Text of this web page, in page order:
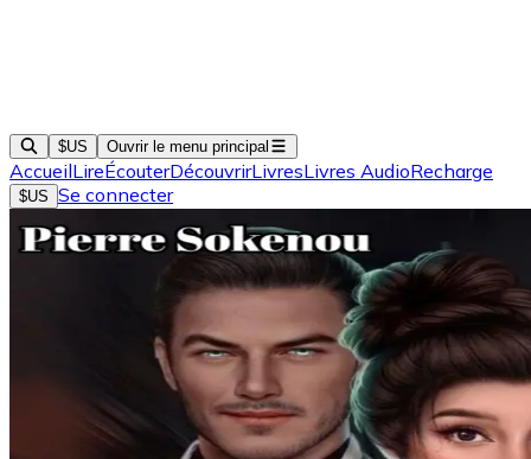
$US Ouvrir le menu principal
AccueilLireÉcouterDécouvrirLivresLivres AudioRecharge
$US Se connecter